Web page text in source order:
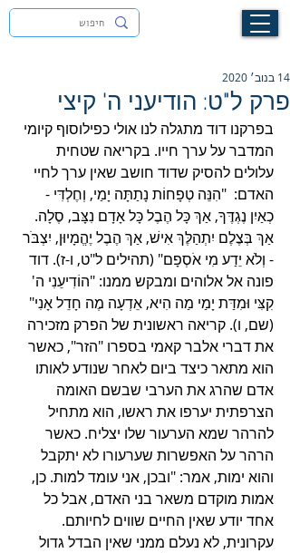
פרק ל"ט: הודיעני ה' קיצי
14 בנוב׳ 2020
בפרקנו דוד מתגלה לנו אולי כפילוסוף קיומי
המדבר על ערך חייו. בקריאה שטחית
עלולים להסיק שדוד חושב שאין ערך לחיי
האדם:  "הִנֵּה טְפָחוֹת נָתַתָּה יָמַי, וְחֶלְדִּי -
כְאַיִן נֶגְדֶּךָ, אַךְ כָּל הֶבֶל כָּל אָדָם נִצָּב, סֶלָה.
אַךְ בְּצֶלֶם יִתְהַלֶּךְ אִישׁ, אַךְ הֶבֶל יֶהֱמָיוּן, יִצְבֹּר
- וְלֹא יֵדַע מִי אֹסְפָם" (תהילים ל"ט, ו-ז). דוד
פונה אל אלוהים ומבקש ממנו: "הוֹדִיעֵנִי ה'
קִצִּי וּמִדַּת יָמַי מַה הִיא, אֵדְעָה מֶה חָדֵל אָנִי"
(שם, ו). קריאה ראשונית של הפרק מזכירה
את דברי אלבר קאמי בספרו "הזר", כאשר
הוא מתאר כיצד ביום לאחר שנודע לאותו
אדם שהרג את הערבי שבשם האומה
הצרפתית יערפו את ראשו, הוא מתחיל
להרהר שמא הערעור שלו יצליח. כאשר
הרהר על האפשרות שערעורו לא יתקבל
והוא ימות, אמר: "ובכן, אני עומד למות. כן,
אמות מוקדם משאר בני האדם, אבל כל
אחד יודע שאין החיים שווים לחיותם.
עקרונית, לא נעלם ממני שאין הבדל גדול